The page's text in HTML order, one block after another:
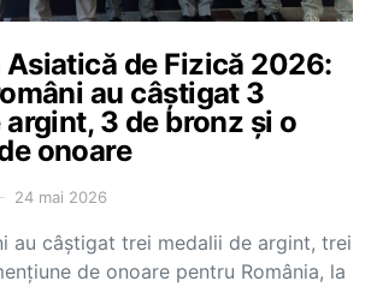
de Fizică 2026:
au câștigat 3
3 de bronz și o
onoare
24 mai 2026
au câștigat trei medalii de argint, trei
de onoare pentru România, la